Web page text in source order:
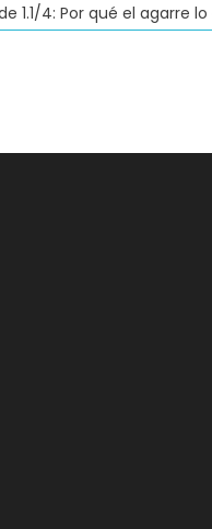
1.1/4: Por qué el agarre